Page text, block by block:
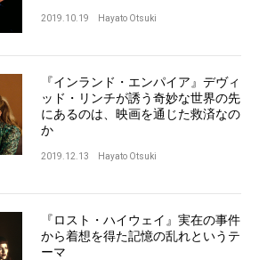
2019.10.19 Hayato Otsuki
『インランド・エンパイア』デヴィ
ッド・リンチが誘う奇妙な世界の先
にあるのは、映画を通じた救済なの
か
2019.12.13 Hayato Otsuki
『ロスト・ハイウェイ』実在の事件
から着想を得た記憶の乱れというテ
ーマ